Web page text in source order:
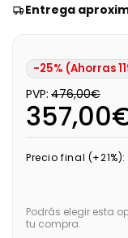
Entrega
-25% (Ahorras
PVP: 476,00€
Precio final (+21%):
Podrás elegir esta
tu compra.